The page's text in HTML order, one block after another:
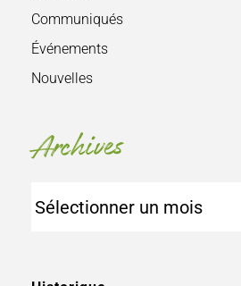
Communiqués
Événements
Nouvelles
Archives